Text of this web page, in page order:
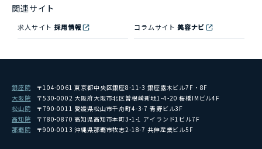
関連サイト
求人サイト採用情報 コラムサイト 美容ナビ
銀座院
〒104-0061 東京都中央区銀座8-11-3 銀座露木ビル7F・8F
大阪院
〒530-0002 大阪府大阪市北区曽根崎新地1-4-20 桜橋IMビル4F
松山院
〒790-0011 愛媛県松山市千舟町4-3-7 青野ビル3F
高知院
〒780-0870 高知県高知市本町3-1-1 アイランド1ビル7F
那覇院
〒900-0013 沖縄県那覇市牧志2-18-7 共伸産業ビル5F